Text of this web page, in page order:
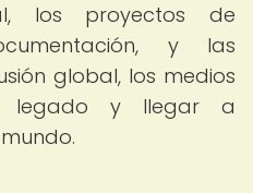
los proyectos de
y las
global, los medios
legado y llegar a